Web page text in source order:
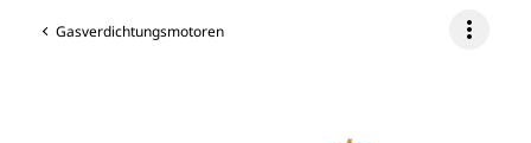
Gasverdichtungsmotoren more_vert